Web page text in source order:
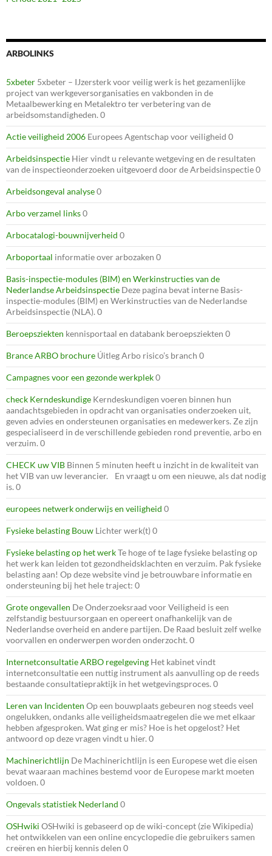
ARBOLINKS
5xbeter 5xbeter – IJzersterk voor veilig werk is het gezamenlijke
project van werkgeversorganisaties en vakbonden in de
Metaalbewerking en Metalektro ter verbetering van de
arbeidsomstandigheden. 0
Actie veiligheid 2006 Europees Agentschap voor veiligheid 0
Arbeidsinspectie Hier vindt u relevante wetgeving en de resultaten
van de inspectieonderzoeken uitgevoerd door de Arbeidsinspectie 0
Arbeidsongeval analyse0
Arbo verzamel links0
Arbocatalogi-bouwnijverheid 0
Arboportaal informatie over arbozaken 0
Basis-inspectie-modules (BIM) en Werkinstructies van de
Nederlandse Arbeidsinspectie Deze pagina bevat interne Basis-
inspectie-modules (BIM) en Werkinstructies van de Nederlandse
Arbeidsinspectie (NLA). 0
Beroepsziekten kennisportaal en databank beroepsziekten 0
Brance ARBO brochure Úitleg Arbo risico’s branch 0
Campagnes voor een gezonde werkplek0
check Kerndeskundige Kerndeskundigen voeren binnen hun
aandachtsgebieden in opdracht van organisaties onderzoeken uit,
geven advies en ondersteunen organisaties en medewerkers. Ze zijn
gespecialiseerd in de verschillende gebieden rond preventie, arbo en
verzuim. 0
CHECK uw VIB Binnen 5 minuten heeft u inzicht in de kwaliteit van
het VIB van uw leverancier. En vraagt u om een nieuwe, als dat nodig
is. 0
europees netwerk onderwijs en veiligheid 0
Fysieke belasting Bouw Lichter werk(t) 0
Fysieke belasting op het werkTe hoge of te lage fysieke belasting op
het werk kan leiden tot gezondheidsklachten en verzuim. Pak fysieke
belasting aan! Op deze website vind je betrouwbare informatie en
ondersteuning bij het hele traject: 0
Grote ongevallen De Onderzoeksraad voor Veiligheid is een
zelfstandig bestuursorgaan en opereert onafhankelijk van de
Nederlandse overheid en andere partijen. De Raad besluit zelf welke
voorvallen en onderwerpen worden onderzocht. 0
Internetconsultatie ARBO regelgeving Het kabinet vindt
internetconsultatie een nuttig instrument als aanvulling op de reeds
bestaande consultatiepraktijk in het wetgevingsproces. 0
Leren van Incidenten Op een bouwplaats gebeuren nog steeds veel
ongelukken, ondanks alle veiligheidsmaatregelen die we met elkaar
hebben afgesproken. Wat ging er mis? Hoe is het opgelost? Het
antwoord op deze vragen vindt u hier. 0
Machinerichtlijn De Machinerichtlijn is een Europese wet die eisen
bevat waaraan machines bestemd voor de Europese markt moeten
voldoen. 0
Ongevals statistiek Nederland 0
OSHwiki OSHwiki is gebaseerd op de wiki-concept (zie Wikipedia)
het ontwikkelen van een online encyclopedie die gebruikers samen
creëren en hierbij kennis delen 0